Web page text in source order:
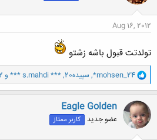
ا
Aug 16, 2012
تولدتت قبول باشه زشتو
و
ا
ک
ن
ش
ه
ا
*mohsen_24
, سپیده20 ,
*** s.mahdi *** و 12 کاربر دیگر
Eagle Golden
عضو جدید کاربر ممتاز